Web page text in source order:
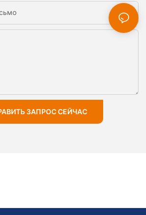
ЗАПРОС СЕЙЧАС